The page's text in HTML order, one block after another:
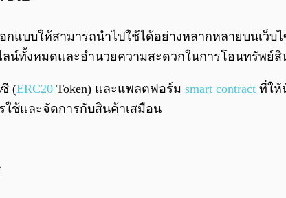
กแบบให้สามารถนำไปใช้ได้อย่างหลากหลายบนเ
น์ทั้งหมดและอำนวยความสะดวกในการโอนทรัพย์
(ERC20 Token) และแพลตฟอร์ม smart contract ที่ให้
ใช้และจัดการกับสินค้าเสมือน